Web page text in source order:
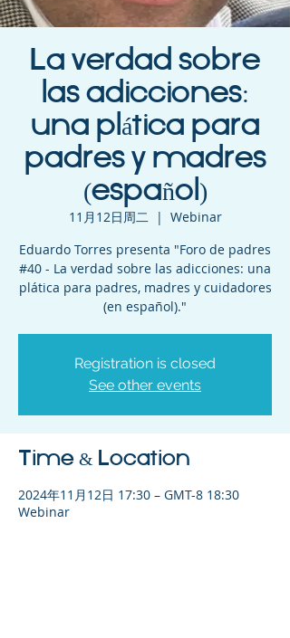
La verdad sobre
las adicciones:
una plática para
padres y madres
(español)
11月12日周二
  |
Webinar
Eduardo Torres presenta "Foro de padres
#40 - La verdad sobre las adicciones: una
plática para padres, madres y cuidadores
(en español)."
Registration is closed
See other events
Time & Location
2024年11月12日 17:30 – GMT-8 18:30
Webinar